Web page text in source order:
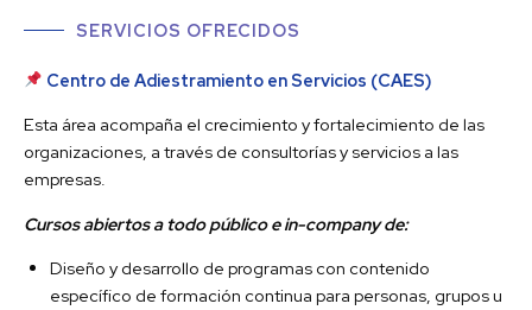
SERVICIOS OFRECIDOS
Centro de Adiestramiento en Servicios (CAES)
Esta área acompaña el crecimiento y fortalecimiento de las
organizaciones, a través de consultorías y servicios a las
empresas.
Cursos abiertos a todo público e in-company de:
Diseño y desarrollo de programas con contenido
específico de formación continua para personas, grupos u